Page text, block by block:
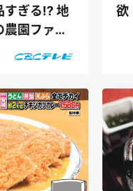
すぎる⁉ 地
園ファー
欲